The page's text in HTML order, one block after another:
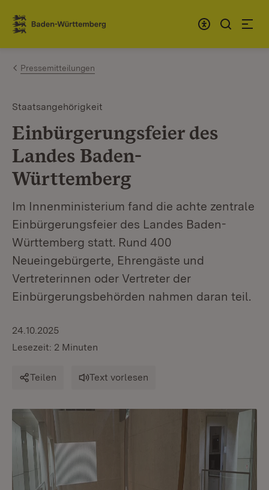
Zum Inhalt springen
Link zur Startseite
Pressemitteilungen
Staatsangehörigkeit
Einbürgerungsfeier des
Landes Baden-
Württemberg
Im Innenministerium fand die achte zentrale
Einbürgerungsfeier des Landes Baden-
Württemberg statt. Rund 400
Neueingebürgerte, Ehrengäste und
Vertreterinnen oder Vertreter der
Einbürgerungsbehörden nahmen daran teil.
24.10.2025
Lesezeit: 2 Minuten
Teilen Text vorlesen